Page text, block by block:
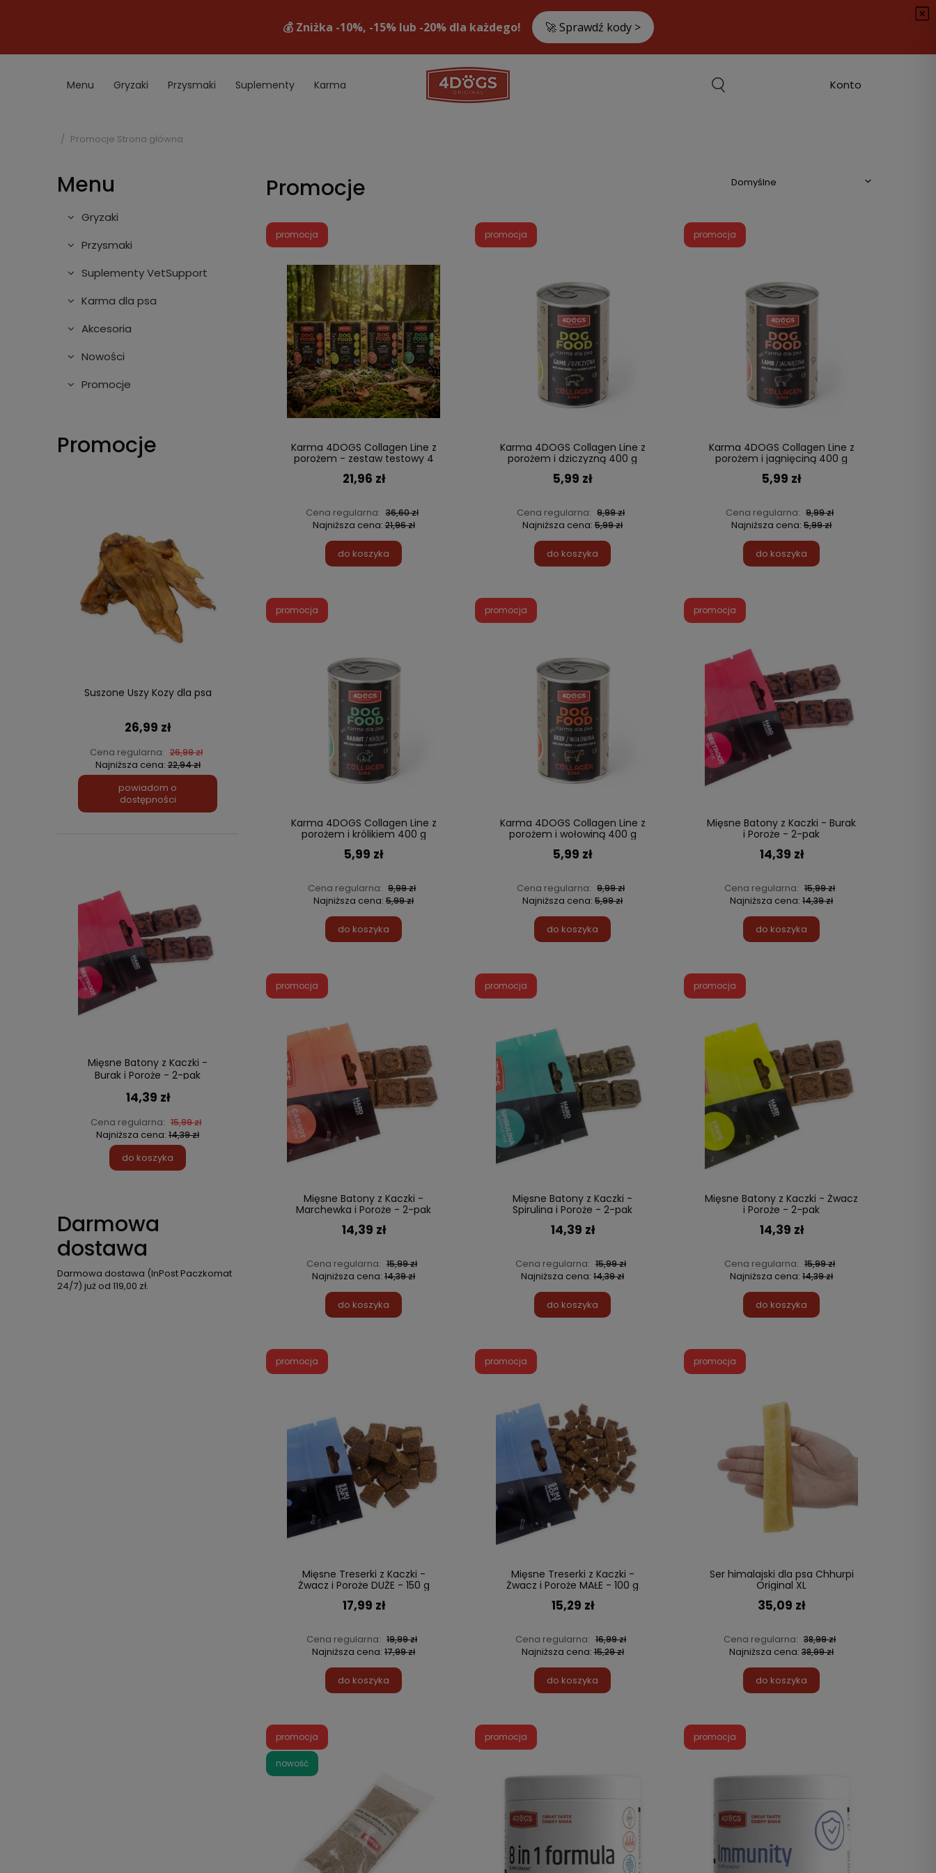
Menu Gryzaki Przysmaki Suplementy Karma
Promocje Strona główna
Menu
Gryzaki
Przysmaki
Suplementy VetSupport
Karma dla psa
Akcesoria
Nowości
Promocje
Promocje
Suszone Uszy Kozy dla psa
26,99 zł
Cena regularna: 26,99 zł
Najniższa cena:22,94 zł
powiadom o
dostępności
Mięsne Batony z Kaczki -
Burak i Poroże - 2-pak
14,39 zł
Cena regularna: 15,99 zł
Najniższa cena: 14,39 zł
do koszyka
Darmowa
dostawa
Darmowa dostawa (InPost Paczkomat
24/7) już od 119,00 zł.
Promocje
Karma 4DOGS Collagen Line z
porożem - zestaw testowy 4
smaki x 400 g
21,96 zł
Cena regularna: 36,60 zł
Najniższa cena:21,96 zł
do koszyka
promocja
Karma 4DOGS Collagen Line z
porożem i dziczyzną 400 g
5,99 zł
Cena regularna: 9,99 zł
Najniższa cena: 5,99 zł
do koszyka
promocja
Karma 4DOGS Collagen Line z
porożem i jagnięciną 400 g
5,99 zł
Cena regularna: 9,99 zł
Najniższa cena: 5,99 zł
do koszyka
promocja
Karma 4DOGS Collagen Line z
porożem i królikiem 400 g
5,99 zł
Cena regularna: 9,99 zł
Najniższa cena: 5,99 zł
do koszyka
promocja
Karma 4DOGS Collagen Line z
porożem i wołowiną 400 g
5,99 zł
Cena regularna: 9,99 zł
Najniższa cena: 5,99 zł
do koszyka
promocja
Mięsne Batony z Kaczki - Burak
i Poroże - 2-pak
14,39 zł
Cena regularna: 15,99 zł
Najniższa cena: 14,39 zł
do koszyka
promocja
Mięsne Batony z Kaczki -
Marchewka i Poroże - 2-pak
14,39 zł
Cena regularna: 15,99 zł
Najniższa cena: 14,39 zł
do koszyka
promocja
Mięsne Batony z Kaczki -
Spirulina i Poroże - 2-pak
14,39 zł
Cena regularna: 15,99 zł
Najniższa cena: 14,39 zł
do koszyka
promocja
Mięsne Batony z Kaczki - Żwacz
i Poroże - 2-pak
14,39 zł
Cena regularna: 15,99 zł
Najniższa cena: 14,39 zł
do koszyka
promocja
Mięsne Treserki z Kaczki -
Żwacz i Poroże DUŻE - 150 g
17,99 zł
Cena regularna: 19,99 zł
Najniższa cena: 17,99 zł
do koszyka
promocja
Mięsne Treserki z Kaczki -
Żwacz i Poroże MAŁE - 100 g
15,29 zł
Cena regularna: 16,99 zł
Najniższa cena:15,29 zł
do koszyka
promocja
Ser himalajski dla psa Chhurpi
Original XL
35,09 zł
Cena regularna: 38,99 zł
Najniższa cena: 38,99 zł
do koszyka
promocja
promocja
nowość
promocja promocja